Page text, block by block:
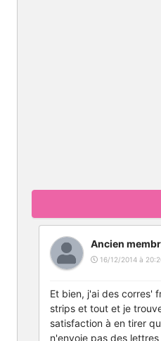
Ancien
16/12/2014 à
Et bien, j'ai des corres'
strips et tout et je
satisfaction à en tirer
n'envoie pas des